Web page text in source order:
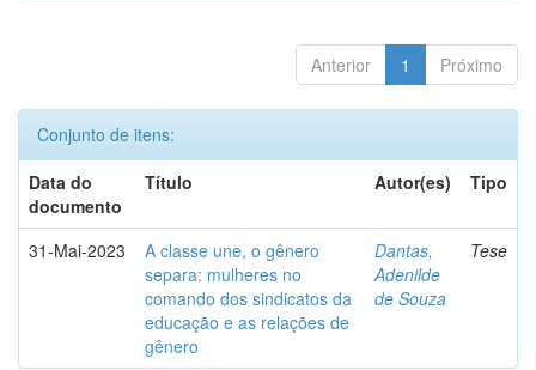
Anterior 1 Próximo
Conjunto de itens:
Data do
documento
Título Autor(es) Tipo
31-Mai-2023
A classe une, o gênero
separa: mulheres no
comando dos sindicatos da
educação e as relações de
gênero
Dantas,
Adenilde
de Souza
Tese